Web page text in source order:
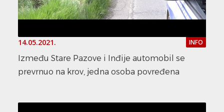
14.05.2021. INFO
Između Stare Pazove i Inđije automobil se
prevrnuo na krov, jedna osoba povređena